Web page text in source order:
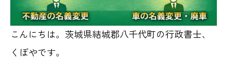
こんにちは。茨城県結城郡八千代町の行政書士、
くぼやです。